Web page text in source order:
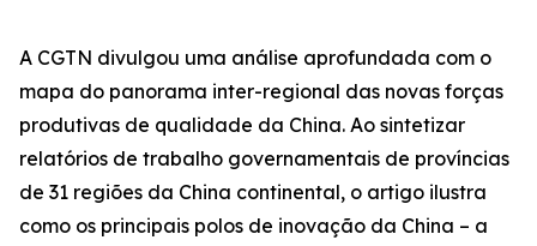
A CGTN divulgou uma análise aprofundada com o
mapa do panorama inter-regional das novas forças
produtivas de qualidade da China. Ao sintetizar
relatórios de trabalho governamentais de províncias
de 31 regiões da China continental, o artigo ilustra
como os principais polos de inovação da China – a